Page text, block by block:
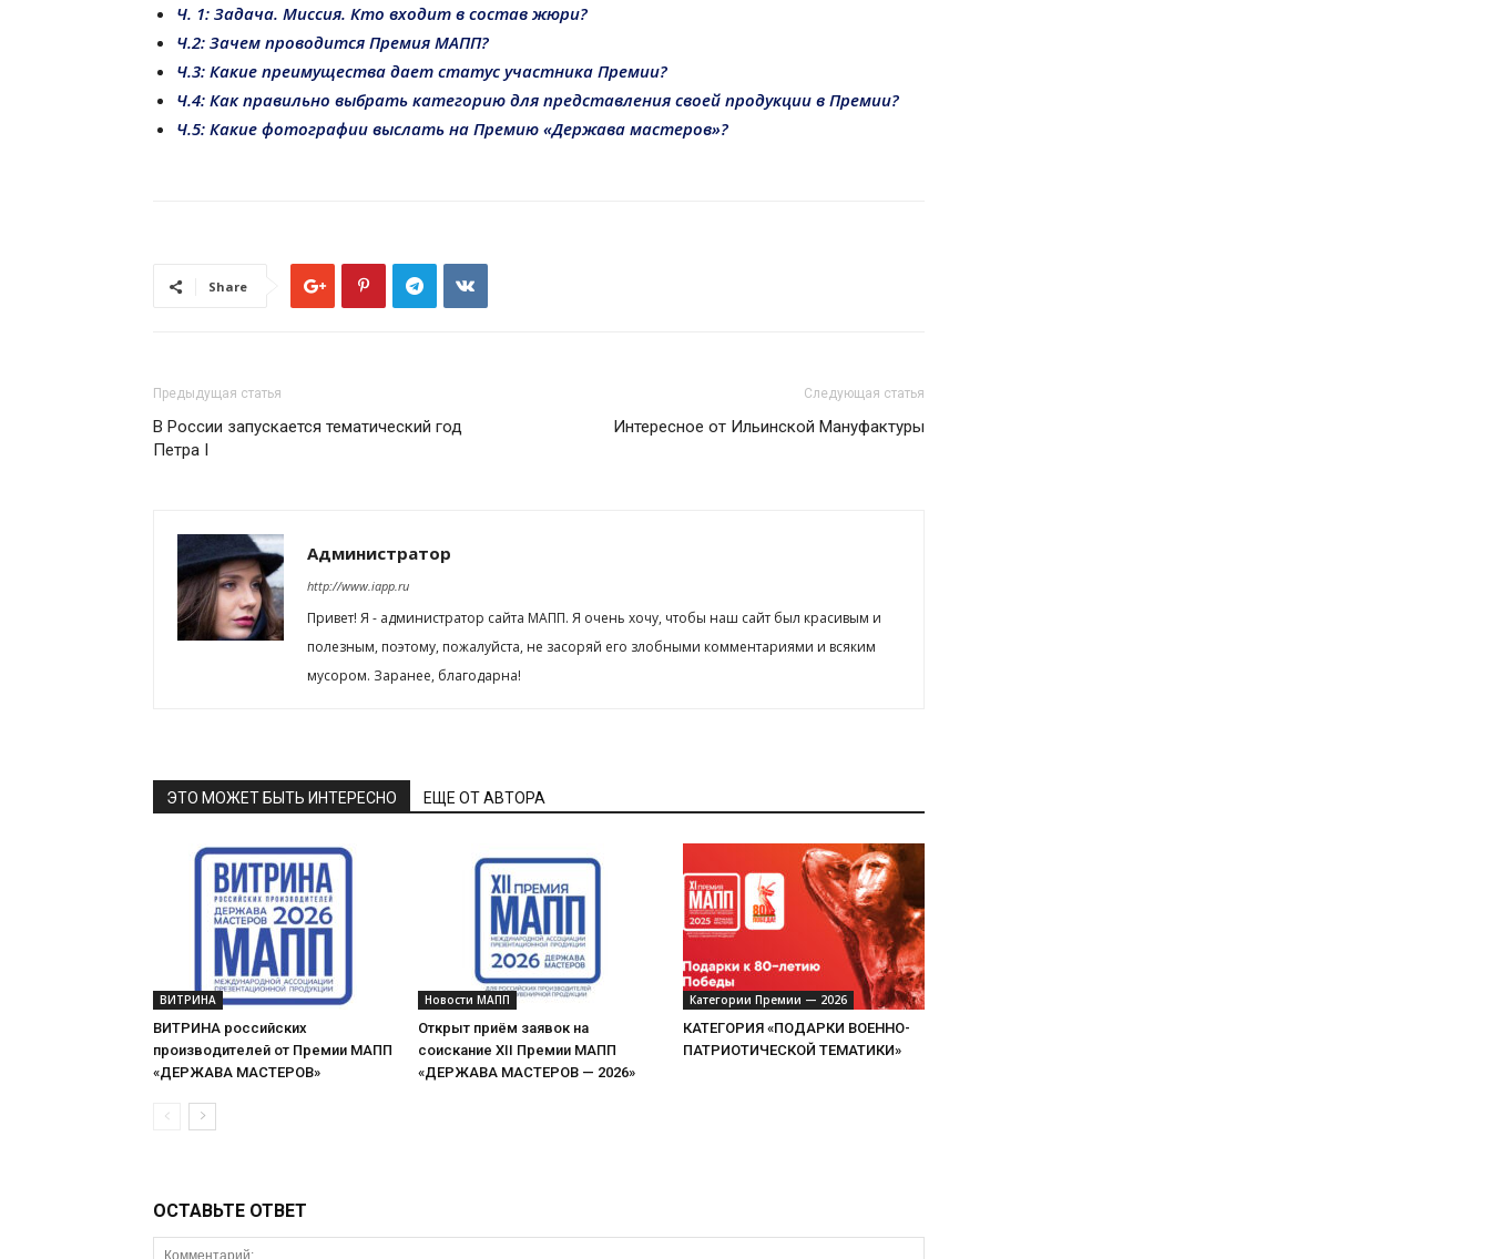
Ч. 1: Задача. Миссия. Кто входит в состав жюри?
Ч.2: Зачем проводится Премия МАПП?
Ч.3: Какие преимущества дает статус участника Премии?
Ч.4: Как правильно выбрать категорию для представления своей продукции в Премии?
Ч.5: Какие фотографии выслать на Премию «Держава мастеров»?
Share
Предыдущая статья
В России запускается тематический год
Петра I
Следующая статья
Интересное от Ильинской Мануфактуры
Администратор
http://www.iapp.ru
Привет! Я - администратор сайта МАПП. Я очень хочу, чтобы наш сайт был красивым и
полезным, поэтому, пожалуйста, не засоряй его злобными комментариями и всяким
мусором. Заранее, благодарна!
ЭТО МОЖЕТ БЫТЬ ИНТЕРЕСНО ЕЩЕ ОТ АВТОРА
ВИТРИНА
ВИТРИНА российских
производителей от Премии МАПП
«ДЕРЖАВА МАСТЕРОВ»
Новости МАПП
Открыт приём заявок на
соискание XII Премии МАПП
«ДЕРЖАВА МАСТЕРОВ — 2026»
Категории Премии — 2026
КАТЕГОРИЯ «ПОДАРКИ ВОЕННО-
ПАТРИОТИЧЕСКОЙ ТЕМАТИКИ»
ОСТАВЬТЕ ОТВЕТ